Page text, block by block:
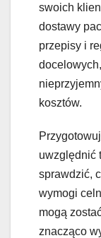
swoich
dostawy
przepisy i
kosztów.
uwzględnić
sprawdzić,
wymogi
mogą
znacząco